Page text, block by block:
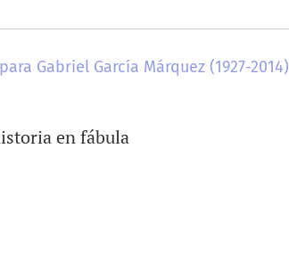
Gabriel García Márquez (1927-2014)
en fábula